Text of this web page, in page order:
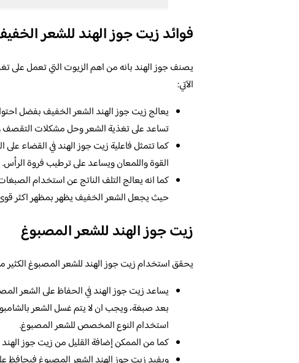
فوائد زيت جوز الهند للشعر
يصنف جوز الهند بانه من اهم الزيوت التي تعمل على
الآتي:
يعالج زيت جوز الهند الشعر الخفيف بفضل
تساعد على تغذية الشعر وحل مشكلات التقصف
كما تتمثل فاعلية زيت جوز الهند في القضاء
القوة واللمعان ويساعد على ترطيب فروة الرأس.
كما انه يعالج التلف الناتج عن استخدام
حيث يجعل الشعر الخفيف يظهر بمظهر اكثر
زيت جوز الهند للشعر المصبوغ
يحقق استخدام زيت جوز الهند للشعر المصبوغ الكثير من
يساعد زيت جوز الهند في الحفاظ على الشعر
بعد صبغة، ويجب ان لا يتم غسل الشعر
استخدام النوع المخصص للشعر المصبوغ.
كما من الممكن إضافة القليل من زيت جوز الهند